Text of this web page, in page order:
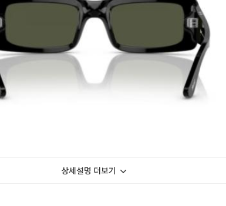
상세설명 더보기